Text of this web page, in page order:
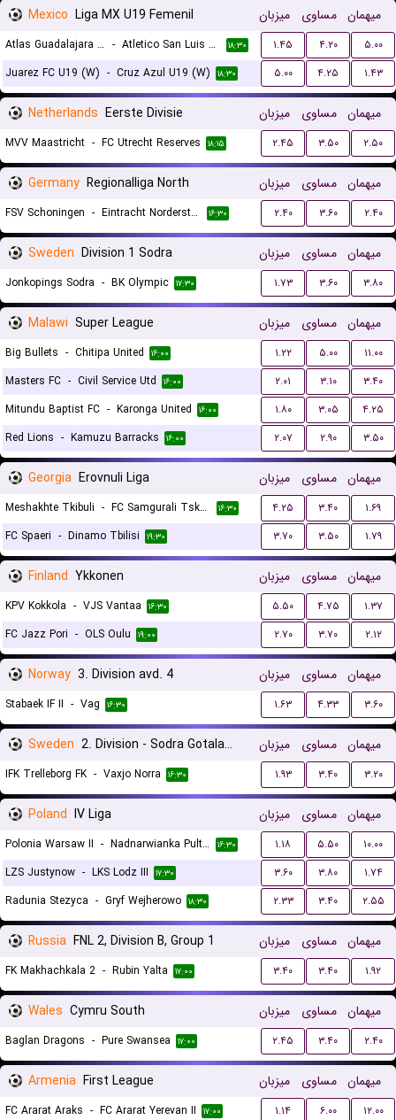
Mexico Liga MX U19 Femenil میزبان مساوی میهمان
Atlas Guadalajara U19 (W) - Atletico San Luis U19 (W) ۱۸:۳۰ ۱.۴۵ ۴.۲۰
۵.۰۰
Juarez FC U19 (W) - Cruz Azul U19 (W) ۱۸:۳۰ ۵.۰۰ ۴.۲۵ ۱.۴۳
Netherlands Eerste Divisie میزبان مساوی میهمان
MVV Maastricht - FC Utrecht Reserves ۱۸:۱۵ ۲.۴۵ ۳.۵۰ ۲.۵۰
Germany Regionalliga North میزبان مساوی میهمان
FSV Schoningen - Eintracht Norderstedt ۱۶:۳۰ ۲.۴۰ ۳.۶۰ ۲.۴۰
Sweden Division 1 Sodra میزبان مساوی میهمان
Jonkopings Sodra - BK Olympic ۱۷:۳۰ ۱.۷۳ ۳.۶۰ ۳.۸۰
Malawi Super League میزبان مساوی میهمان
Big Bullets - Chitipa United ۱۶:۰۰ ۱.۲۲ ۵.۰۰
۱۱.۰۰
Masters FC - Civil Service Utd ۱۶:۰۰ ۲.۰۱ ۳.۱۰
۳.۴۰
Mitundu Baptist FC - Karonga United ۱۶:۰۰ ۱.۸۰ ۳.۰۵
۴.۲۵
Red Lions - Kamuzu Barracks ۱۶:۰۰ ۲.۰۷ ۲.۹۰ ۳.۵۰
Georgia Erovnuli Liga میزبان مساوی میهمان
Meshakhte Tkibuli - FC Samgurali Tskaltubo ۱۶:۳۰ ۴.۲۵ ۳.۴۰
۱.۶۹
FC Spaeri - Dinamo Tbilisi ۱۹:۳۰ ۳.۷۰ ۳.۵۰ ۱.۷۹
Finland Ykkonen میزبان مساوی میهمان
KPV Kokkola - VJS Vantaa ۱۶:۳۰ ۵.۵۰ ۴.۷۵
۱.۳۷
FC Jazz Pori - OLS Oulu ۱۹:۰۰ ۲.۷۰ ۳.۷۰ ۲.۱۲
Norway 3. Division avd. 4 میزبان مساوی میهمان
Stabaek IF II - Vag ۱۶:۳۰ ۱.۶۳ ۴.۳۳ ۳.۶۰
Sweden 2. Division - Sodra Gotaland میزبان مساوی میهمان
IFK Trelleborg FK - Vaxjo Norra ۱۶:۳۰ ۱.۹۳ ۳.۴۰ ۳.۲۰
Poland IV Liga میزبان مساوی میهمان
Polonia Warsaw II - Nadnarwianka Pultusk ۱۶:۳۰ ۱.۱۸ ۵.۵۰
۱۰.۰۰
LZS Justynow - LKS Lodz III ۱۷:۳۰ ۳.۶۰ ۳.۸۰
۱.۷۴
Radunia Stezyca - Gryf Wejherowo ۱۸:۳۰ ۲.۳۳ ۳.۴۰ ۲.۵۵
Russia FNL 2, Division B, Group 1 میزبان مساوی میهمان
FK Makhachkala 2 - Rubin Yalta ۱۷:۰۰ ۳.۴۰ ۳.۴۰ ۱.۹۲
Wales Cymru South میزبان مساوی میهمان
Baglan Dragons - Pure Swansea ۱۷:۰۰ ۲.۴۵ ۳.۴۰ ۲.۴۰
Armenia First League میزبان مساوی میهمان
FC Ararat Araks - FC Ararat Yerevan II ۱۷:۰۰ ۱.۱۴ ۶.۰۰
۱۲.۰۰